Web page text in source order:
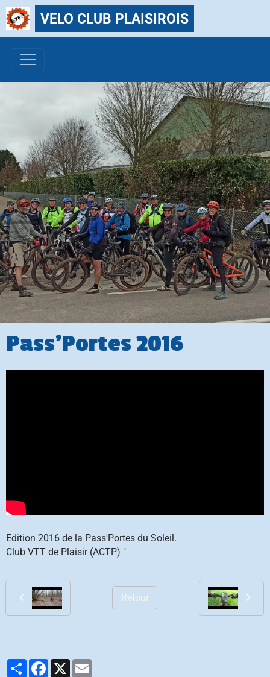
VELO CLUB PLAISIROIS
Pass'Portes 2016
Edition 2016 de la Pass'Portes du Soleil.
Club VTT de Plaisir (ACTP) "
Retour
PartagerFacebook
X